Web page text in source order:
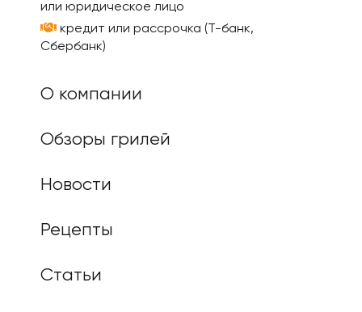
или юридическое лицо
кредит или рассрочка (Т-банк,
Сбербанк)
О компании
Обзоры грилей
Новости
Рецепты
Статьи